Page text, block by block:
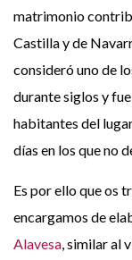
matrimonio
Castilla y de
consideró uno de
durante siglos y
habitantes del
días en los que no
Es por ello que os
encargamos de
Alavesa, similar al